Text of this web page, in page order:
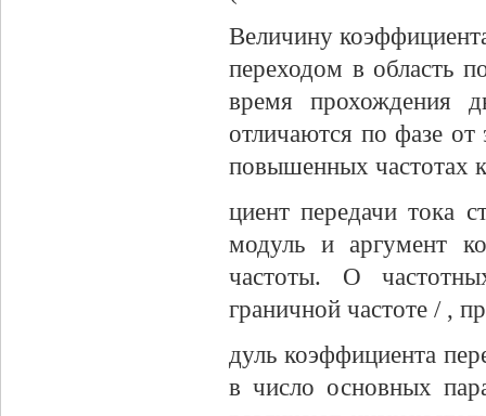
Величину
переходом в область
время прохождения
отличаются по фазе
повышенных частотах
циент передачи тока
модуль и аргумент
частоты. О
граничной частоте / ,
дуль коэффициента
в число основных